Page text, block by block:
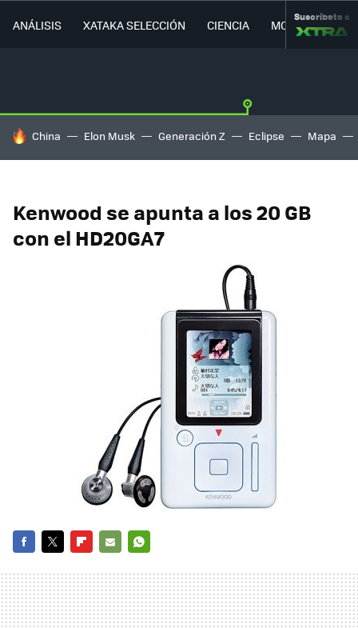
ANÁLISIS XATAKA SELECCIÓN CIENCIA MOVILIDAD
Suscríbete a
HOY SE HABLA DE
China Elon Musk Generación Z Eclipse Mapa
Kenwood se apunta a los 20 GB
con el HD20GA7
MAIL